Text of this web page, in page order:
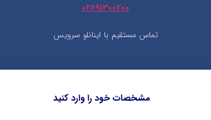
۰۲۶۹۱۳۰۰۲۰۰
تماس مستقیم با اینانلو سرویس
مشخصات خود را وارد کنید